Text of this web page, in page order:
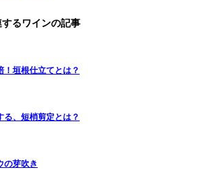
るワインの記事
！垣根仕立てとは？
る、短梢剪定とは？
の芽吹き